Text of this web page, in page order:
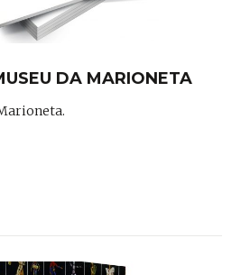
DA MARIONETA